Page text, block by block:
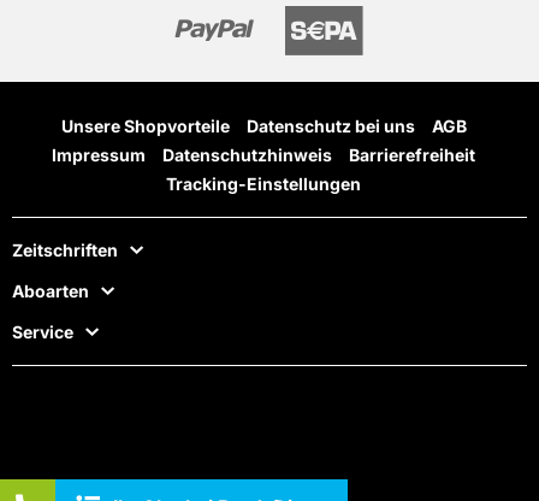
Unsere Shopvorteile Datenschutz bei uns
AGB
Impressum
Datenschutzhinweis
Barrierefreiheit
Tracking-Einstellungen
Zeitschriften
Aboarten
Service